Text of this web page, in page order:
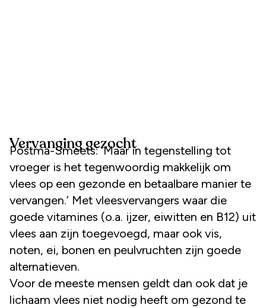
Vervanging gezocht
Postma-Smeets: ‘Maar in tegenstelling tot
vroeger is het tegenwoordig makkelijk om
vlees op een gezonde en betaalbare manier te
vervangen.’ Met vleesvervangers waar die
goede vitamines (o.a. ijzer, eiwitten en B12) uit
vlees aan zijn toegevoegd, maar ook vis,
noten, ei, bonen en peulvruchten zijn goede
alternatieven.
Voor de meeste mensen geldt dan ook dat je
lichaam vlees niet nodig heeft om gezond te